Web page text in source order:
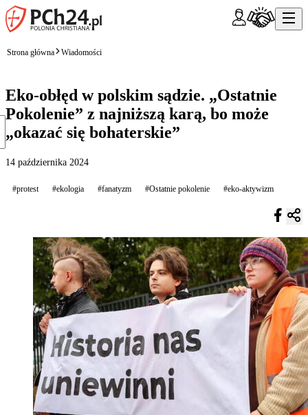
Strona główna Wiadomości
Eko-obłęd w polskim sądzie. „Ostatnie
Pokolenie” z najniższą karą, bo może
„okazać się bohaterskie”
14 października 2024
#protest #ekologia #fanatyzm #Ostatnie pokolenie #eko-aktywizm